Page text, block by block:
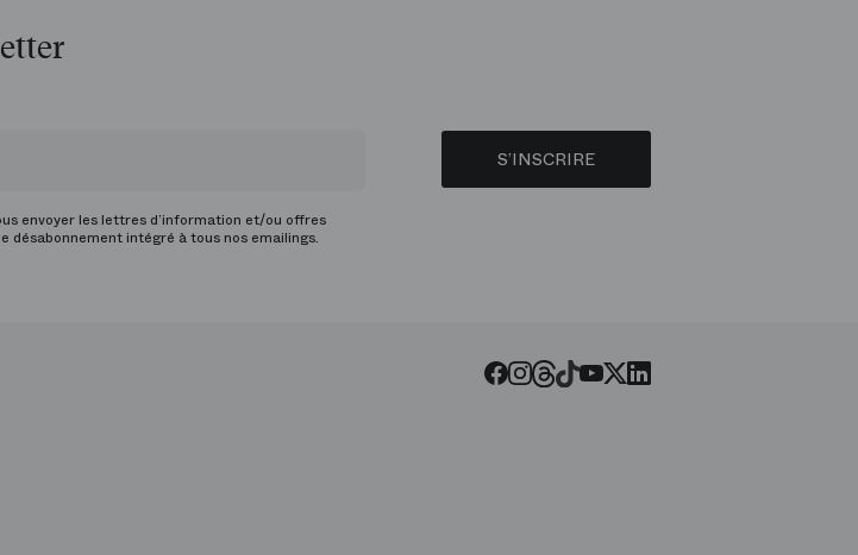
envoyer les lettres d’information et/ou offres
désabonnement intégré à tous nos emailings.
S’INSCRIRE
Facebook
Instagram
Threads
Tiktok
Youtube
Twitter
LinkedIn